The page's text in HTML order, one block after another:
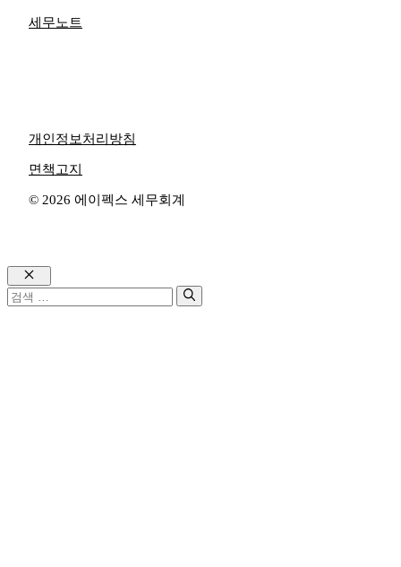
세무노트
© 2026 에이펙스 세무회계
개인정보처리방침
면책고지
Close
검